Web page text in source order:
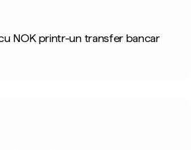
NOK printr-un transfer bancar